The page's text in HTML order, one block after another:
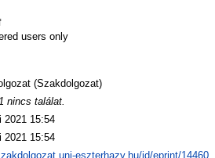
users only
(Szakdolgozat)
nincs találat.
2021 15:54
2021 15:54
eszterhazy.hu/id/eprint/14460